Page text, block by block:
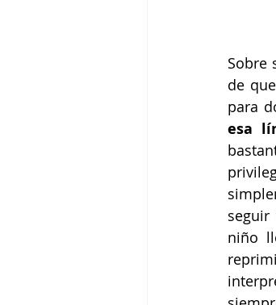
Sobre
de
para
esa
niño